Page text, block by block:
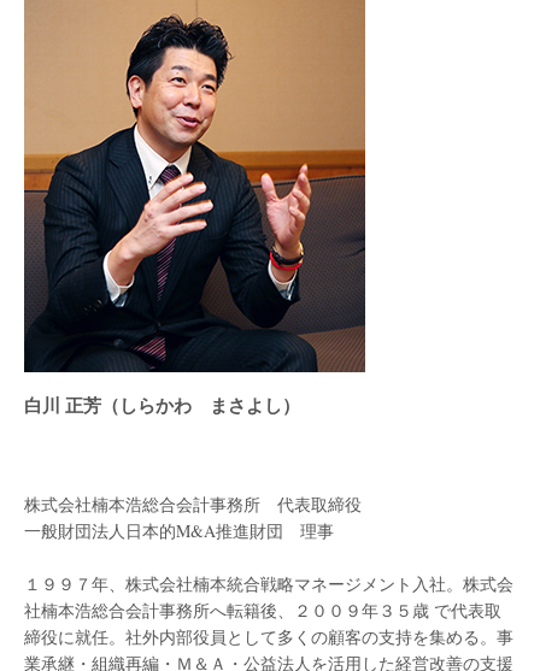
白川 正芳（しらかわ まさよし）
株式会社楠本浩総合会計事務所 代表取締役
一般財団法人日本的M&A推進財団 理事
１９９７年、株式会社楠本統合戦略マネージメント入社。株式会
社楠本浩総合会計事務所へ転籍後、２００９年３５歳 で代表取
締役に就任。社外内部役員として多くの顧客の支持を集める。事
業承継・組織再編・Ｍ＆Ａ・公益法人を活用した経営改善の支援